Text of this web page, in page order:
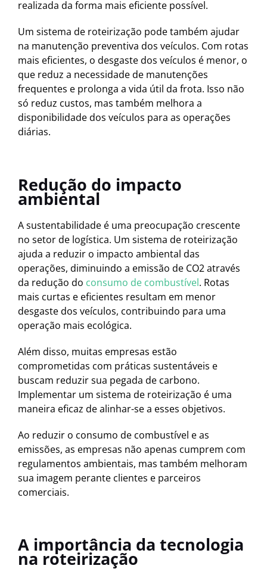
realizada da forma mais eficiente possível.
Um sistema de roteirização pode também ajudar
na manutenção preventiva dos veículos. Com rotas
mais eficientes, o desgaste dos veículos é menor, o
que reduz a necessidade de manutenções
frequentes e prolonga a vida útil da frota. Isso não
só reduz custos, mas também melhora a
disponibilidade dos veículos para as operações
diárias.
Redução do impacto
ambiental
A sustentabilidade é uma preocupação crescente
no setor de logística. Um sistema de roteirização
ajuda a reduzir o impacto ambiental das
operações, diminuindo a emissão de CO2 através
da redução do consumo de combustível. Rotas
mais curtas e eficientes resultam em menor
desgaste dos veículos, contribuindo para uma
operação mais ecológica.
Além disso, muitas empresas estão
comprometidas com práticas sustentáveis e
buscam reduzir sua pegada de carbono.
Implementar um sistema de roteirização é uma
maneira eficaz de alinhar-se a esses objetivos.
Ao reduzir o consumo de combustível e as
emissões, as empresas não apenas cumprem com
regulamentos ambientais, mas também melhoram
sua imagem perante clientes e parceiros
comerciais.
A importância da tecnologia
na roteirização